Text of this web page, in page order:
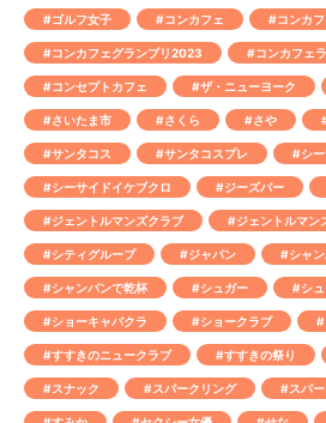
#ゴルフ女子 #コンカフェ #コンカフ
#コンカフェグランプリ2023 #コンカフェ
#コンセプトカフェ #ザ・ニューヨーク
#さいたま市 #さくら #さや
#サンタコス #サンタコスプレ #シー
#シーサイドイケブクロ #ジーズバー
#ジェントルマンズクラブ #ジェントルマン
#シティグループ #ジャパン #シャ
#シャンパンで乾杯 #シュガー #シ
#ショーキャバクラ #ショークラブ #
#すすきのニュークラブ #すすきの祭り
#スナック #スパークリング #スパ